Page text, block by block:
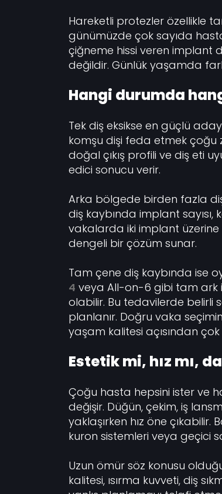
Hareketli protezler özellikle
günümüzde çok sayıda
çiğneme hissi veren implant
değildir. Günlük yaşamda
Hangi durumda
Tek diş eksikse en güçlü
komşu dişi feda etmek çoğu
doğal çıkış profili ve diş eti
edici sonucu verir.
Arka bölgede birden fazla
diş kaybında implant
vakalarda iki implant
dengeli bir çözüm sunar.
Tam çene diş kaybında ise
4 veya All-on-6 gibi tam ark
olabilir. Bu tedavilerde belirli
planlanır. Doğru vaka
yaşam kalitesi açısından
Estetik mi, hız mı,
Çoğu hasta hepsini ister ve
değişir. Düğün, çekim, iş
yaklaşırken hız öne
kuron sistemleri veya geçici
Uzun ömür söz konusu
kalitesi, ısırma kuvveti, diş